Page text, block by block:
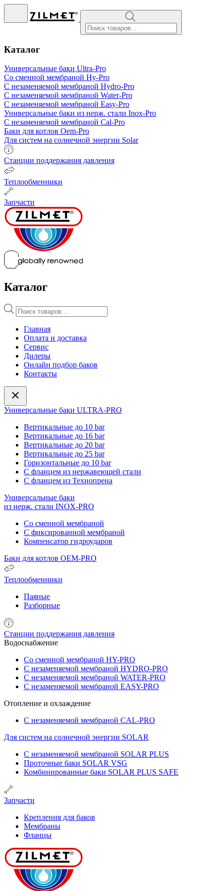
товаров
Каталог
Универсальные баки Ultra-Pro
Со сменной мембраной Hy-Pro
С незаменяемой мембраной Hydro-Pro
С незаменяемой мембраной Water-Pro
С незаменяемой мембраной Easy-Pro
Универсальные баки из нерж. стали Inox-Pro
С незаменяемой мембраной Cal-Pro
Баки для котлов Oem-Pro
Для систем на солнечной энергии Solar
Станции поддержания давления
Теплообменники
Запчасти
Каталог
Поиск
товаров
Главная
Оплата и доставка
Сервис
Дилеры
Онлайн подбор баков
Контакты
Универсальные баки ULTRA-PRO
Вертикальные до 10 bar
Вертикальные до 16 bar
Вертикальные до 20 bar
Вертикальные до 25 bar
Горизонтальные до 10 bar
С фланцем из нержавеющей стали
С фланцем из Технопрена
Универсальные баки
из нерж. стали INOX-PRO
Со сменной мембраной
С фиксированной мембраной
Компенсатор гидроударов
Баки для котлов OEM-PRO
Теплообменники
Паяные
Разборные
Станции поддержания давления
Водоснабжение
Со сменной мембраной HY-PRO
С незаменяемой мембраной HYDRO-PRO
С незаменяемой мембраной WATER-PRO
С незаменяемой мембраной EASY-PRO
Отопление и охлаждение
С незаменяемой мембраной CAL-PRO
Для систем на солнечной энергии SOLAR
С незаменяемой мембраной SOLAR PLUS
Проточные баки SOLAR VSG
Комбинированные баки SOLAR PLUS SAFE
Запчасти
Крепления для баков
Мембраны
Фланцы